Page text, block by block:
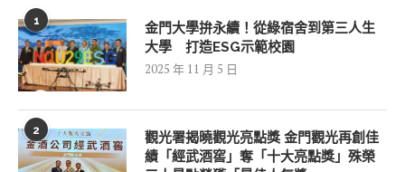
1
金門大學拚永續！從綠宿舍到第三人生
大學 打造ESG示範校園
2025 年 11 月 5 日
2
觀光署揭曉觀光亮點獎 金門觀光再創佳
績「經武酒窖」奪「十大亮點獎」殊榮